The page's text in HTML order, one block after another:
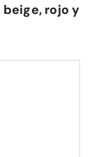
beige, rojo y